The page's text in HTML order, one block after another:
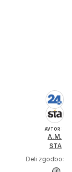
AVTOR:
A.M.
STA
Deli zgodbo: